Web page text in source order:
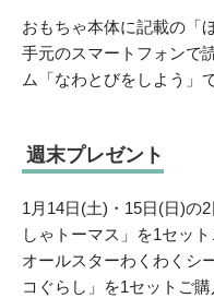
おもちゃ本体に記載の「
手元のスマートフォンで
ム「なわとびをしよう」
週末プレゼント
1月14日(⼟)・15日(日)の
しゃトーマス」を1セッ
オールスターわくわくシ
コぐらし」を1セットご